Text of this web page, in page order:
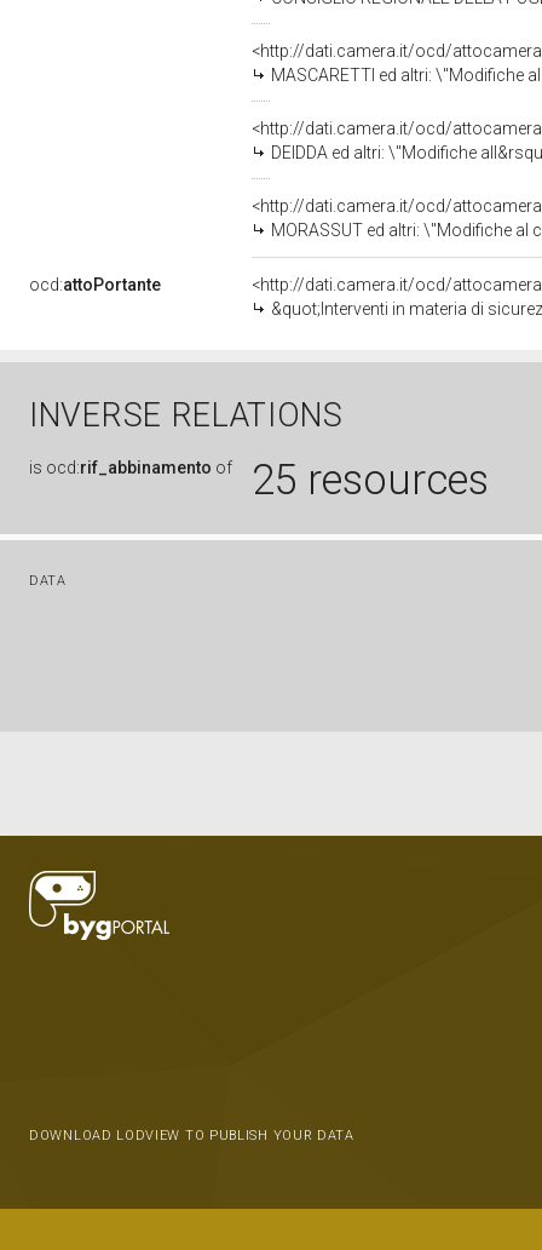
<http://dati.camera.it/ocd/
MASCARETTI ed altri: \"Modifiche al codice della strada, di cui al decreto legislativo 30
<http://dati.camera.it/ocd/
DEIDDA ed altri: \"Modifiche all&rsquo;articolo 198-&lt;em&gt;bis&lt;/
<http://dati.camera.it/ocd/
MORASSUT ed altri: \"Modifiche al codice della strada, di cui al decreto legislativo 30 aprile 1992, n.
ocd:attoPortante
<http://dati.camera.it/ocd/
&quot;Interventi in materia di sicurezza stradale e delega per
INVERSE RELATIONS
is ocd:rif_abbinamento of 25 resources
DATA
DOWNLOAD LODVIEW TO PUBLISH YOUR DATA